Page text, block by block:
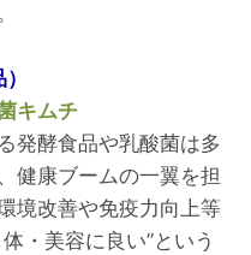
キムチ
発酵食品や乳酸菌は多
健康ブームの一翼を担
境改善や免疫力向上等
・美容に良い”という